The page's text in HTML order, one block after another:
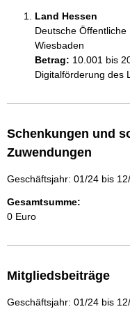
Land Hessen
Deutsche Öffentliche
Wiesbaden
Betrag: 10.001 bis
Digitalförderung des
Schenkungen und
Zuwendungen
Geschäftsjahr: 01/24 bis
Gesamtsumme:
0 Euro
Mitgliedsbeiträge
Geschäftsjahr: 01/24 bis